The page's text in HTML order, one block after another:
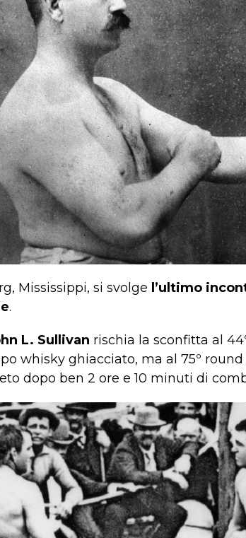
Mississippi, si svolge l’ultimo
.
L. Sullivan rischia la sconfitta al
whisky ghiacciato, ma al 75º
dopo ben 2 ore e 10 minuti di